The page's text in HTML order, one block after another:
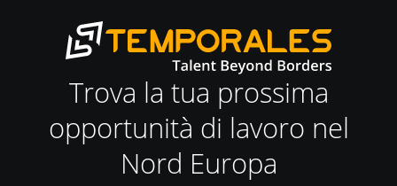
Trova la tua prossima
opportunità di lavoro nel
Nord Europa